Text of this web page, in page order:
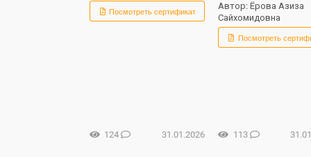
Посмотреть сертификат
31.01.2026
124
Автор: Ёрова Азиза
Сайхомидовна
Посмотреть
113